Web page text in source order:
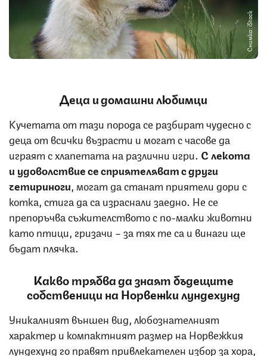
Снимка: iStock
Деца и домашни любимци
Кучетата от тази порода се разбират чудесно с
деца от всички възрасти и могат с часове да
играят с хлапетата на различни игри. С лекота
и удоволствие се сприятеляват с други
четириноги, могат да станат приятели дори с
котка, стига да са израснали заедно. Не се
препоръчва съжителството с по-малки животни
като птици, гризачи – за тях те са и винаги ще
бъдат плячка.
Какво трябва да знаят бъдещите
собственици на Норвежки лундехунд
Уникалният външен вид, любознателният
характер и компактният размер на Норвежкия
лундехунд го правят привлекателен избор за хора,